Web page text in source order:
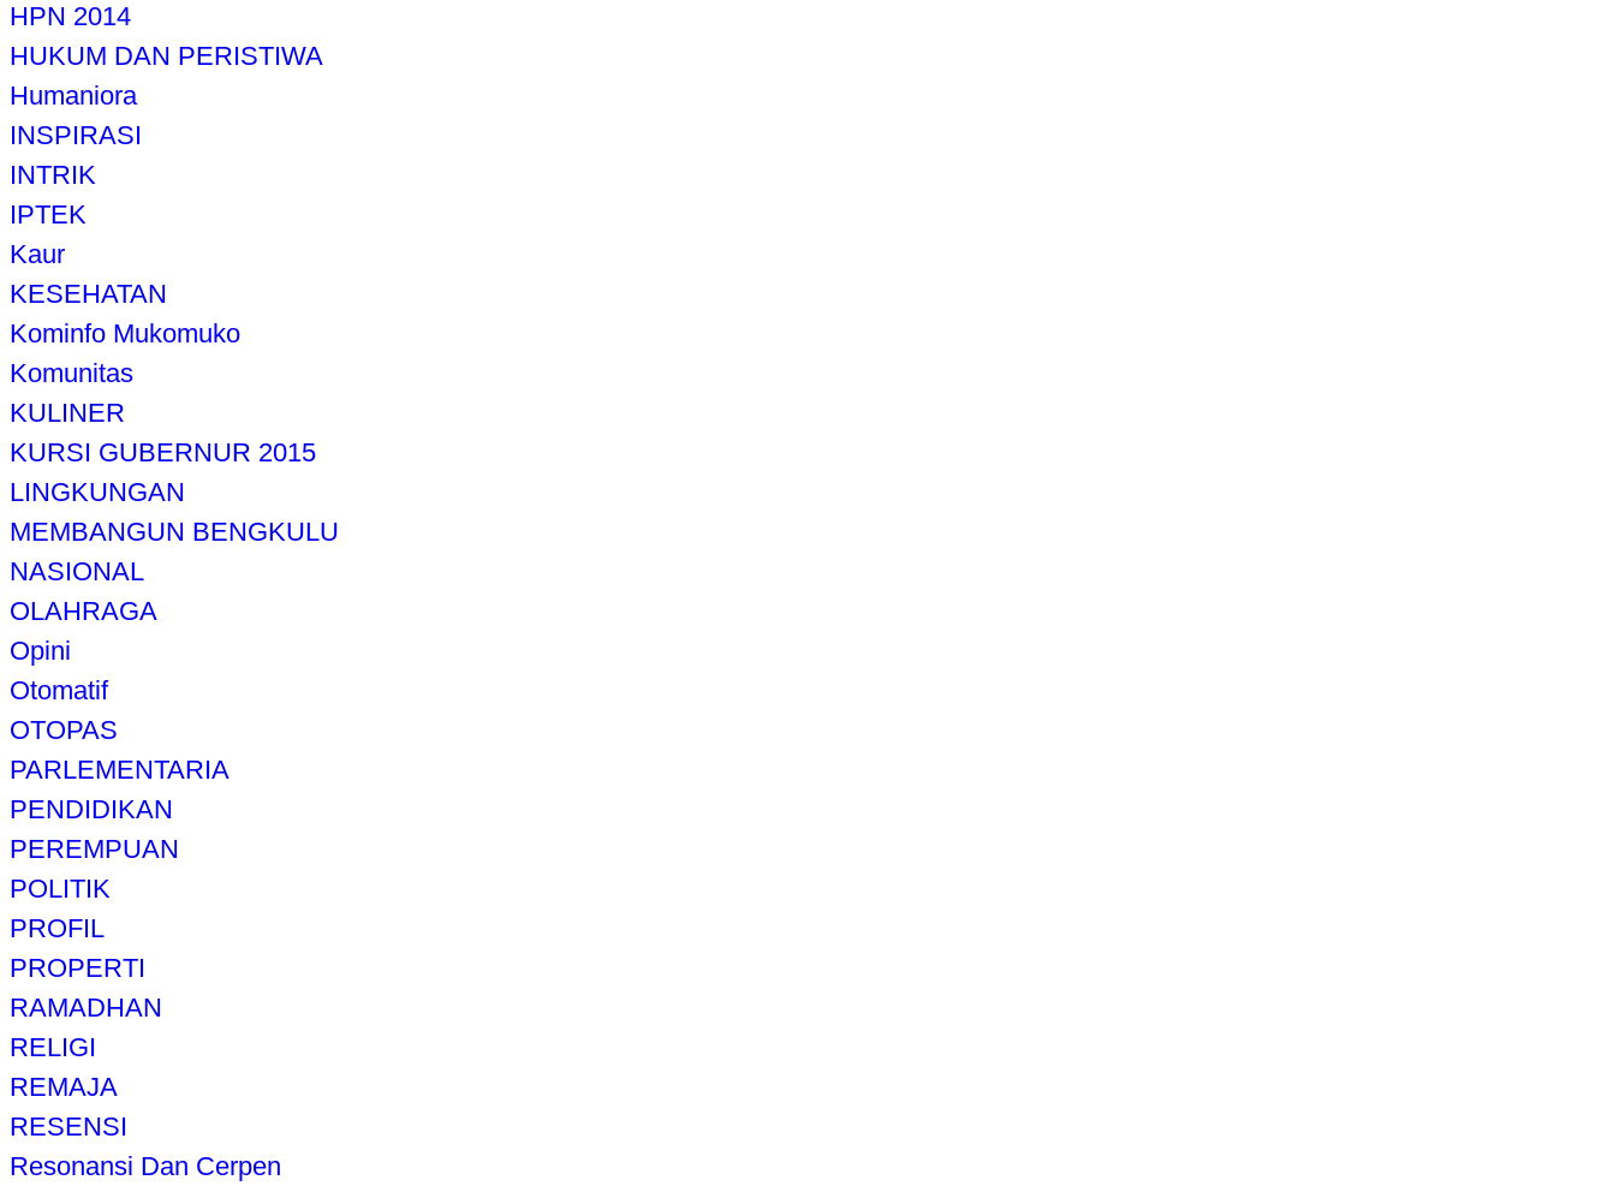
HPN 2014
HUKUM DAN PERISTIWA
Humaniora
INSPIRASI
INTRIK
IPTEK
Kaur
KESEHATAN
Kominfo Mukomuko
Komunitas
KULINER
KURSI GUBERNUR 2015
LINGKUNGAN
MEMBANGUN BENGKULU
NASIONAL
OLAHRAGA
Opini
Otomatif
OTOPAS
PARLEMENTARIA
PENDIDIKAN
PEREMPUAN
POLITIK
PROFIL
PROPERTI
RAMADHAN
RELIGI
REMAJA
RESENSI
Resonansi Dan Cerpen